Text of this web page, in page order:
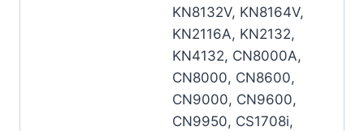
KN8132V, KN8164V,
KN2116A, KN2132,
KN4132, CN8000A,
CN8000, CN8600,
CN9000, CN9600,
CN9950, CS1708i,